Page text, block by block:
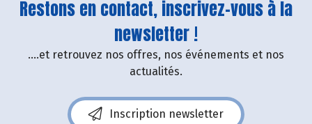
Restons en contact, inscrivez-vous à la
newsletter !
....et retrouvez nos offres, nos événements et nos
actualités.
Inscription newsletter